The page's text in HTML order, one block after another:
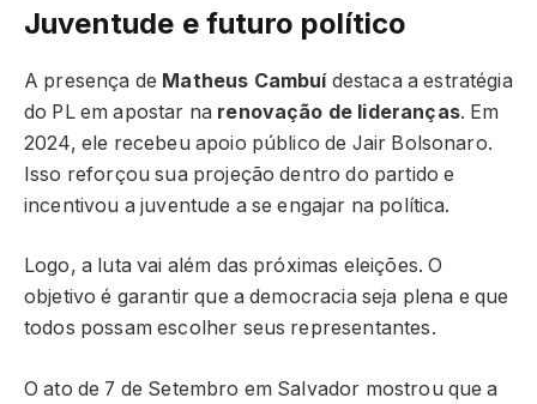
Juventude e futuro político
A presença de Matheus Cambuídestaca a estratégia
do PL em apostar na renovação de lideranças. Em
2024, ele recebeu apoio público de Jair Bolsonaro.
Isso reforçou sua projeção dentro do partido e
incentivou a juventude a se engajar na política.
Logo, a luta vai além das próximas eleições. O
objetivo é garantir que a democracia seja plena e que
todos possam escolher seus representantes.
O ato de 7 de Setembro em Salvador mostrou que a